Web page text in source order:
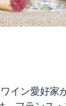
イン愛好